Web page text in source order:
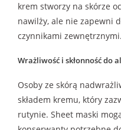
krem stworzy na skórze
nawilży, ale nie zapewni
czynnikami zewnętrznymi.
Wrażliwość i skłonność do
Osoby ze skórą
składem kremu, który
rutynie. Sheet maski